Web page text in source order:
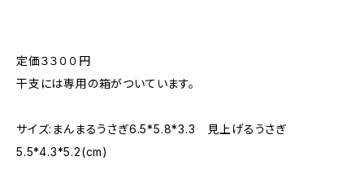
定価３３００円
干支には専用の箱がついています。
サイズ:まんまるうさぎ6.5*5.8*3.3 見上げるうさぎ
5.5*4.3*5.2(cm)